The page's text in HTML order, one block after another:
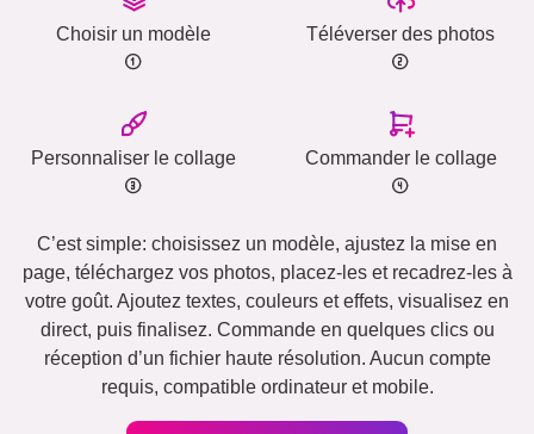
Choisir un modèle Téléverser des photos
Personnaliser le collage Commander le collage
C’est simple: choisissez un modèle, ajustez la mise en
page, téléchargez vos photos, placez-les et recadrez-les à
votre goût. Ajoutez textes, couleurs et effets, visualisez en
direct, puis finalisez. Commande en quelques clics ou
réception d’un fichier haute résolution. Aucun compte
requis, compatible ordinateur et mobile.